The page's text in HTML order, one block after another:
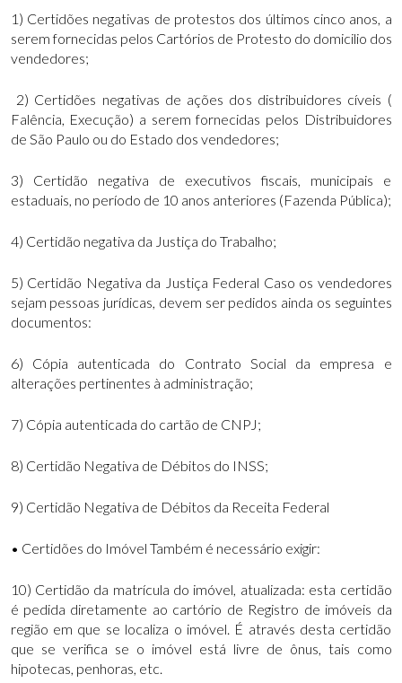
1) Certidões negativas de protestos dos últimos cinco anos, a
serem fornecidas pelos Cartórios de Protesto do domicilio dos
vendedores;
2) Certidões negativas de ações dos distribuidores cíveis (
Falência, Execução) a serem fornecidas pelos Distribuidores
de São Paulo ou do Estado dos vendedores;
3) Certidão negativa de executivos fiscais, municipais e
estaduais, no período de 10 anos anteriores (Fazenda Pública);
4) Certidão negativa da Justiça do Trabalho;
5) Certidão Negativa da Justiça Federal Caso os vendedores
sejam pessoas jurídicas, devem ser pedidos ainda os seguintes
documentos:
6) Cópia autenticada do Contrato Social da empresa e
alterações pertinentes à administração;
7) Cópia autenticada do cartão de CNPJ;
8) Certidão Negativa de Débitos do INSS;
9) Certidão Negativa de Débitos da Receita Federal
• Certidões do Imóvel Também é necessário exigir:
10) Certidão da matrícula do imóvel, atualizada: esta certidão
é pedida diretamente ao cartório de Registro de imóveis da
região em que se localiza o imóvel. É através desta certidão
que se verifica se o imóvel está livre de ônus, tais como
hipotecas, penhoras, etc.